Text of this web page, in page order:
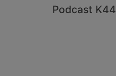
Podcast K44